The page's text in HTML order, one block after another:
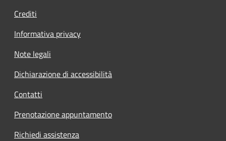
Crediti
Informativa privacy
Note legali
Dichiarazione di accessibilità
Contatti
Prenotazione appuntamento
Richiedi assistenza